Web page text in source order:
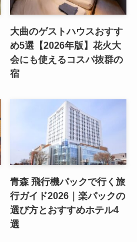
大曲のゲストハウスおすす
め5選【2026年版】花火大
会にも使えるコスパ抜群の
宿
青森 飛行機パックで行く旅
行ガイド2026｜楽パックの
選び方とおすすめホテル4
選